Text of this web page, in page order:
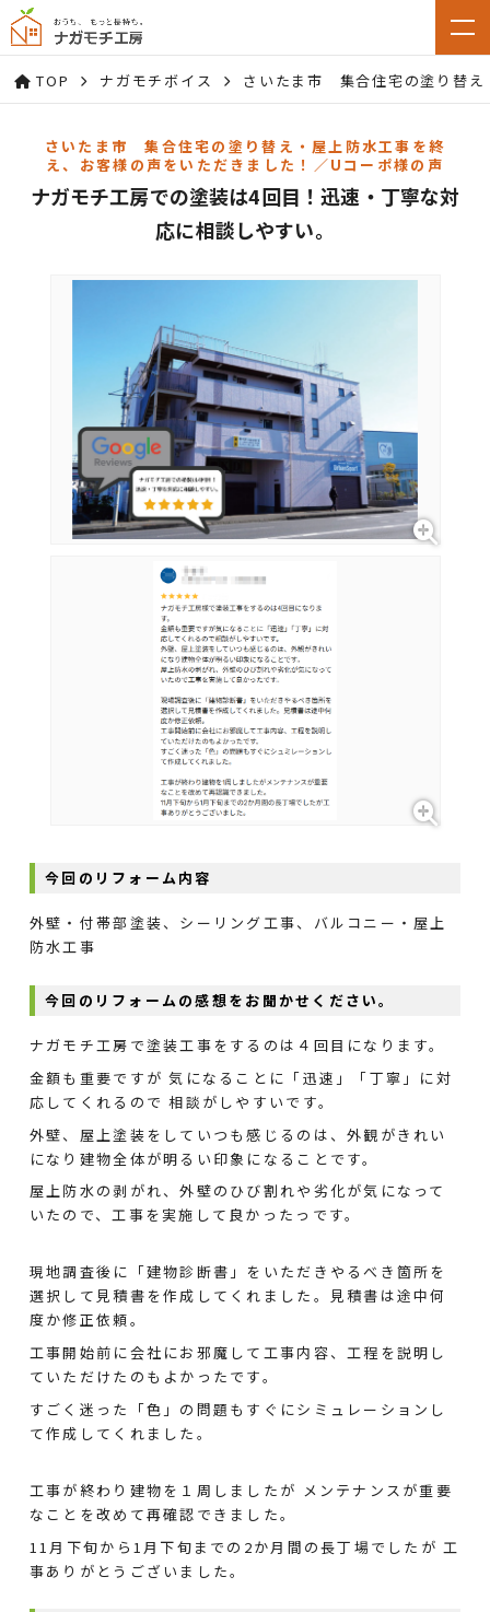
TOP ナガモチボイス さいたま市 集合住宅の塗り替え
さいたま市 集合住宅の塗り替え・屋上防水工事を終
え、お客様の声をいただきました！／Uコーポ様の声
ナガモチ工房での塗装は4回目！迅速・丁寧な対
応に相談しやすい。
今回のリフォーム内容
外壁・付帯部塗装、シーリング工事、バルコニー・屋上
防水工事
今回のリフォームの感想をお聞かせください。
ナガモチ工房で塗装工事をするのは４回目になります。
金額も重要ですが 気になることに「迅速」「丁寧」に対
応してくれるので 相談がしやすいです。
外壁、屋上塗装をしていつも感じるのは、外観がきれい
になり建物全体が明るい印象になることです。
屋上防水の剥がれ、外壁のひび割れや劣化が気になって
いたので、工事を実施して良かったっです。
現地調査後に「建物診断書」をいただきやるべき箇所を
選択して見積書を作成してくれました。見積書は途中何
度か修正依頼。
工事開始前に会社にお邪魔して工事内容、工程を説明し
ていただけたのもよかったです。
すごく迷った「色」の問題もすぐにシミュレーションし
て作成してくれました。
工事が終わり建物を１周しましたが メンテナンスが重要
なことを改めて再確認できました。
11月下旬から1月下旬までの2か月間の長丁場でしたが 工
事ありがとうございました。